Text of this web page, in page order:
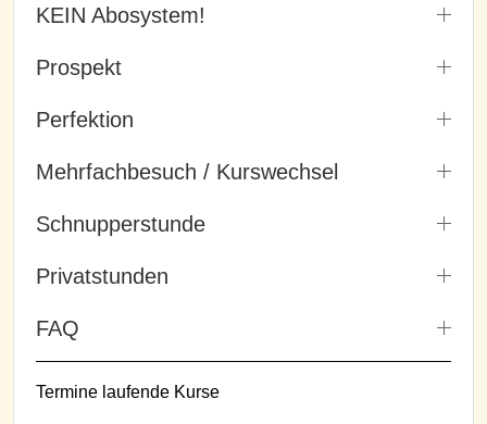
KEIN Abosystem!
Prospekt
Perfektion
Mehrfachbesuch / Kurswechsel
Schnupperstunde
Privatstunden
FAQ
Termine laufende Kurse